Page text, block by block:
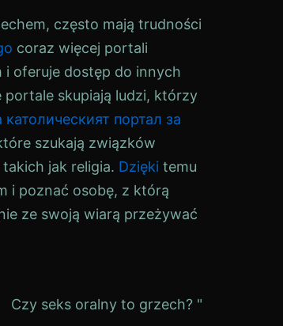
często mają trudności
coraz więcej portali
oferuje dostęp do innych
skupiają ludzi, którzy
католическият портал за
szukają związków
jak religia. Dzięki temu
i poznać osobę, z którą
ze swoją wiarą przeżywać
Czy seks oralny to grzech? "